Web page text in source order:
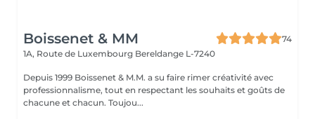
Boissenet & MM
74
1A, Route de Luxembourg Bereldange L-7240
Depuis 1999 Boissenet & M.M. a su faire rimer créativité avec
professionnalisme, tout en respectant les souhaits et goûts de
chacune et chacun. Toujou...